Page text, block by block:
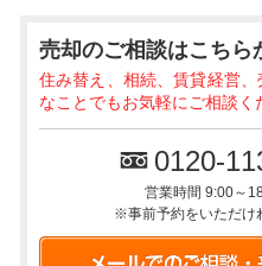
売却のご相談はこちら
住み替え、相続、賃貸経営
なことでもお気軽にご相談く
0120-
営業時間 9:00～
※事前予約をいただけ